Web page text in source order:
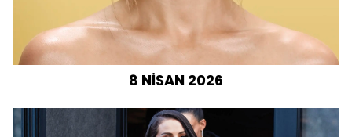
8 NİSAN 2026